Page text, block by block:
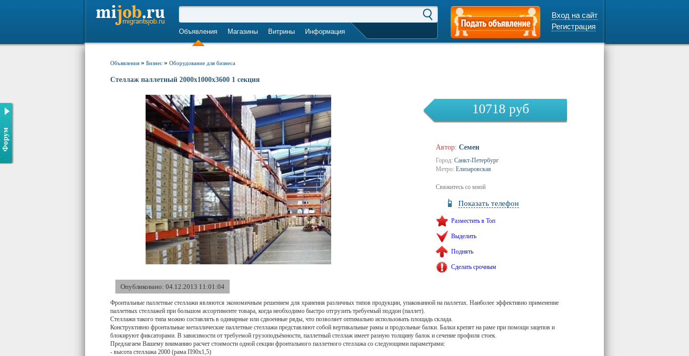
Объявления Магазины Витрины Информация
Вход на сайт
Регистрация
Форум
Объявления » Бизнес » Оборудование для бизнеса
Стеллаж паллетный 2000х1000х3600 1 секция
10718 руб
Автор: Семен
Город: Санкт-Петербург
Метро: Елизаровская
Свяжитесь со мной
Показать телефон
Разместить в Топ
Выделить
Поднять
Сделать срочным
Опубликовано: 04.12.2013 11:01:04
Фронтальные паллетные стеллажи являются экономичным решениeм для хранения различных типов продукции, упакованной на паллетах. Наиболее эффективно применение
паллетных стеллажей при большом ассортименте товара, когда необходимо быстро отгрузить требуемый поддон (паллет).
Стеллажи такого типа можно составлять в одинарные или сдвоенные ряды, что позволяет оптимально использовать площадь склада.
Конструктивно фронтальные металлические паллетные стеллажи представляют собой вертикальные рамы и продольные балки. Балки крепят на раме при помощи зацепов и
блокируют фиксаторами. В зависимости от требуемой грузоподъёмности, паллетный стеллаж имеет разную толщину балок и сечение профиля стоек.
Предлагаем Вашему вниманию расчет стоимости одной секции фронтального паллетного стеллажа со следующими параметрами:
- высота стеллажа 2000 (рама П90х1,5)